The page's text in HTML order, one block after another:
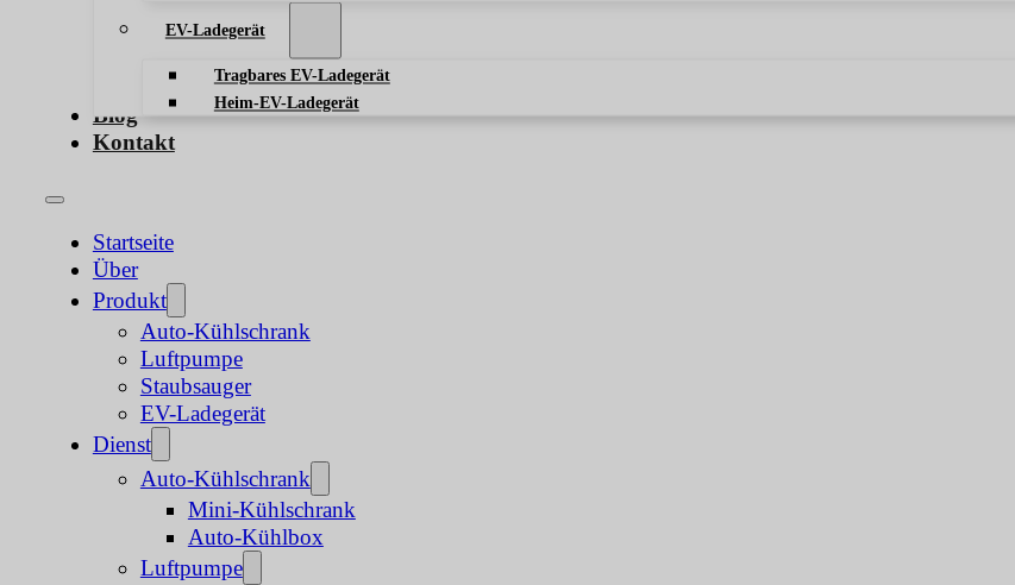
EV-Ladegerät
Tragbares EV-Ladegerät
Heim-EV-Ladegerät
Blog
Kontakt
Startseite
Über
Produkt
Auto-Kühlschrank
Luftpumpe
Staubsauger
EV-Ladegerät
Dienst
Auto-Kühlschrank
Mini-Kühlschrank
Auto-Kühlbox
Luftpumpe